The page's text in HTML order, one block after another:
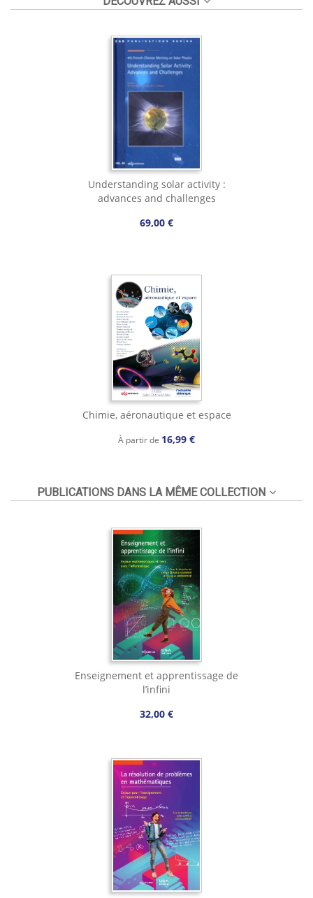
Understanding solar activity :
advances and challenges
69,00 €
Chimie, aéronautique et espace
À partir de 16,99 €
PUBLICATIONS DANS LA MÊME COLLECTION
Enseignement et apprentissage de
l’infini
32,00 €